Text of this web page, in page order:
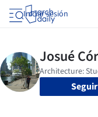
Iniciar sesión
Seguir